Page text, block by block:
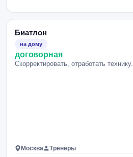
Биатлон
на дому
договорная
Скорректировать, отработать технику.
Москва Тренеры